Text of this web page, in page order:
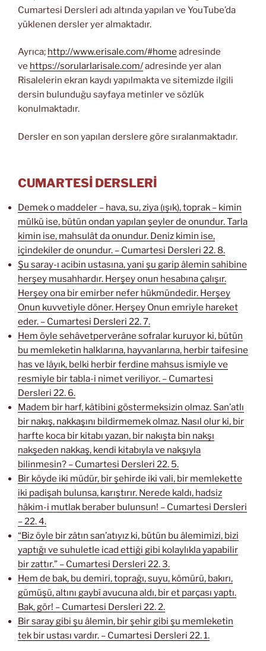
Cumartesi Dersleri adı altında yapılan ve YouTube’da
yüklenen dersler yer almaktadır.
Ayrıca; http://www.erisale.com/#home adresinde
ve https://sorularlarisale.com/adresinde yer alan
Risalelerin ekran kaydı yapılmakta ve sitemizde ilgili
dersin bulunduğu sayfaya metinler ve sözlük
konulmaktadır.
Dersler en son yapılan derslere göre sıralanmaktadır.
CUMARTESİ DERSLERİ
Demek o maddeler – hava, su, ziya (ışık), toprak – kimin
mülkü ise, bütün ondan yapılan şeyler de onundur. Tarla
kimin ise, mahsulât da onundur. Deniz kimin ise,
içindekiler de onundur. – Cumartesi Dersleri 22. 8.
Şu saray-ı acibin ustasına, yani şu garip âlemin sahibine
herşey musahhardır. Herşey onun hesabına çalışır.
Herşey ona bir emirber nefer hükmündedir. Herşey
Onun kuvvetiyle döner. Herşey Onun emriyle hareket
eder. – Cumartesi Dersleri 22. 7.
Hem öyle sehâvetperverâne sofralar kuruyor ki, bütün
bu memleketin halklarına, hayvanlarına, herbir taifesine
has ve lâyık, belki herbir ferdine mahsus ismiyle ve
resmiyle bir tabla-i nimet veriliyor. – Cumartesi
Dersleri 22. 6.
Madem bir harf, kâtibini göstermeksizin olmaz. San’atlı
bir nakış, nakkaşını bildirmemek olmaz. Nasıl olur ki, bir
harfte koca bir kitabı yazan, bir nakışta bin nakşı
nakşeden nakkaş, kendi kitabıyla ve nakşıyla
bilinmesin? – Cumartesi Dersleri 22. 5.
Bir köyde iki müdür, bir şehirde iki vali, bir memlekette
iki padişah bulunsa, karıştırır. Nerede kaldı, hadsiz
hâkim-i mutlak beraber bulunsun! – Cumartesi Dersleri
– 22. 4.
“Biz öyle bir zâtın san’atıyız ki, bütün bu âlemimizi, bizi
yaptığı ve suhuletle icad ettiği gibi kolaylıkla yapabilir
bir zattır.” – Cumartesi Dersleri 22. 3.
Hem de bak, bu demiri, toprağı, suyu, kömürü, bakırı,
gümüşü, altını gaybî avucuna aldı, bir et parçası yaptı.
Bak, gör! – Cumartesi Dersleri 22. 2.
Bir saray gibi şu âlemin, bir şehir gibi şu memleketin
tek bir ustası vardır. – Cumartesi Dersleri 22. 1.